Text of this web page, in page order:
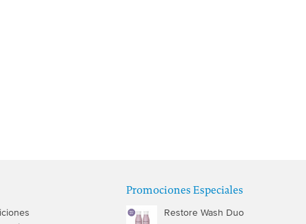
Promociones Especiales
Restore Wash Duo